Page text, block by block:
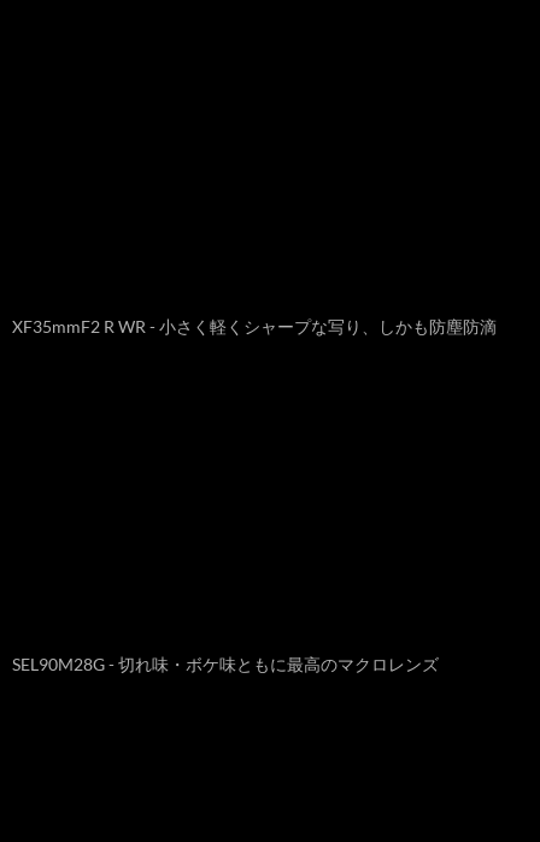
XF35mmF2 R WR - 小さく軽くシャープな写り、しかも防塵防滴
SEL90M28G - 切れ味・ボケ味ともに最高のマクロレンズ